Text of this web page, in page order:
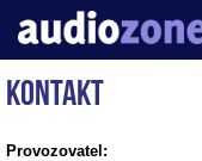
Server o digitálním
Kontakt
Provozovatel: